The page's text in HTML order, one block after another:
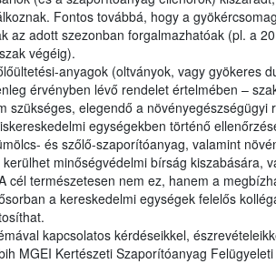
Fontos továbbá, hogy a
az adott szezonban forgalmazhatóak (pl. a
végéig).
anyagok (oltványok, vagy gyökeres
érvényben lévő rendelet értelmében –
szükséges, elegendő a növényegészségügyi
egységekben történő
és szőlő-szaporítóanyag, valamint
kerülhet minőségvédelmi bírság kiszabására,
cél természetesen nem ez, hanem a
a kereskedelmi egységek felelős
kapcsolatos kérdéseikkel,
MGEI Kertészeti Szaporítóanyag